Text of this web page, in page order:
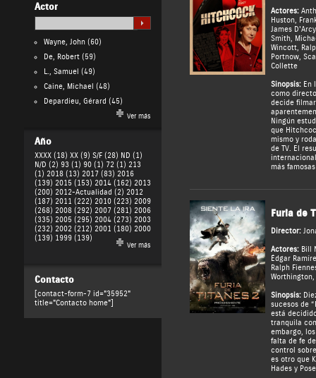
Actor
Wayne, John(60)
De, Robert(59)
L., Samuel (49)
Caine, Michael (48)
Depardieu, Gérard (45)
Ver más
Año
XXXX (18) XX (9) S/F (28) ND (1)
N/D (2) 93 (1) 90 (1) 72 (1) 213
(1) 2018 (13) 2017 (83) 2016
(139) 2015 (153) 2014 (162) 2013
(200) 2012-Actualidad (2) 2012
(187) 2011 (222) 2010 (223) 2009
(268) 2008 (292) 2007 (281) 2006
(335) 2005 (295) 2004 (273) 2003
(232) 2002 (212) 2001 (180) 2000
(139) 1999 (139)
Ver más
Contacto
[contact-form-7 id="35952"
title="Contacto home"]
Actores:
Huston,
James D'Arcy
Smith,
Wincott,
Portnow,
Collette
Sinopsis:En
como
decide
Ningún
que
mismo y
de TV. El
más
Furia de
Director:
Actores: Bill
Édgar
Ralph
Worthington,
Sinopsis:
sucesos de
está
tranquila
embargo,
falta de fe
control
es otro que
Hades y